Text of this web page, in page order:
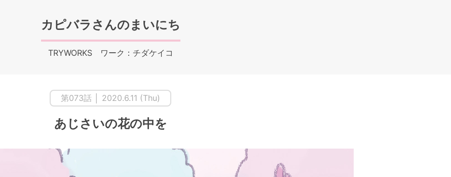
カピバラさんのまいにち
TRYWORKS ワーク：チダケイコ
第073話 │ 2020.6.11 (Thu)
あじさいの花の中を